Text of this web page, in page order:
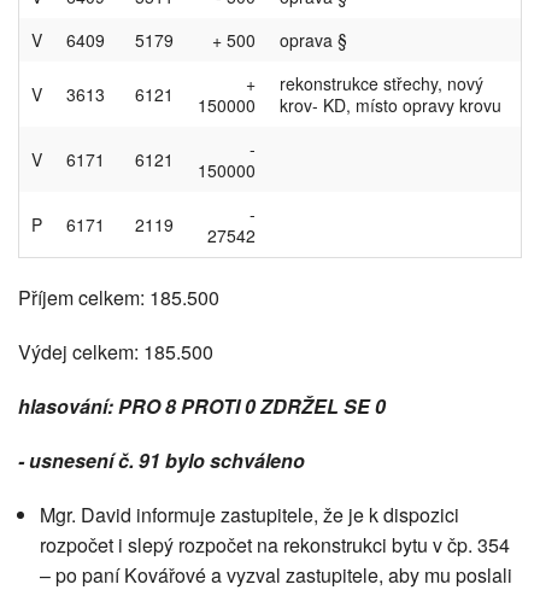
V
6409 5179 + 500 oprava §
V 3613 6121
+
150000
rekonstrukce střechy, nový
krov- KD, místo opravy krovu
V 6171 6121
-
150000
P 6171 2119
-
27542
Příjem celkem: 185.500
Výdej celkem: 185.500
hlasování: PRO 8 PROTI 0 ZDRŽEL SE 0
- usnesení č. 91 bylo schváleno
Mgr. David informuje zastupitele, že je k dispozici
rozpočet i slepý rozpočet na rekonstrukci bytu v čp. 354
– po paní Kovářové a vyzval zastupitele, aby mu poslali